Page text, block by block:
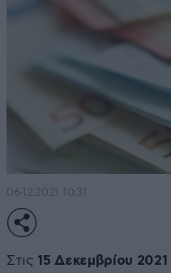
06·12·2021 10:31
Στις 15 Δεκεμβρίου 2021